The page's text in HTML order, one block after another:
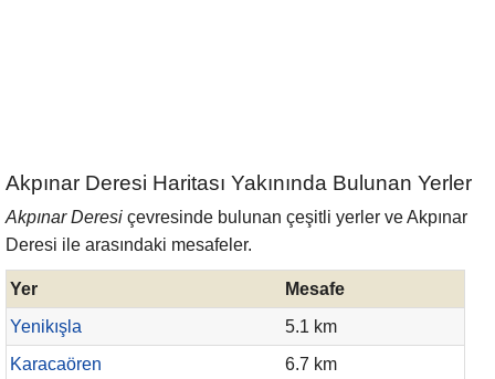
Akpınar Deresi Haritası Yakınında Bulunan Yerler
Akpınar Deresi çevresinde bulunan çeşitli yerler ve Akpınar
Deresi ile arasındaki mesafeler.
Yer
Mesafe
Yenikışla
5.1 km
Karacaören
6.7 km